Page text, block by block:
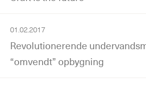
01.02.2017
Revolutionerende
“omvendt” opbygning